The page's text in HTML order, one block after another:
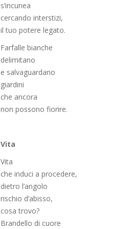
s’incunea
cercando interstizi,
il tuo potere legato.
Farfalle bianche
delimitano
e salvaguardano
giardini
che ancora
non possono fiorire.
Vita
Vita
che induci a procedere,
dietro l’angolo
rischio d’abisso,
cosa trovo?
Brandello di cuore